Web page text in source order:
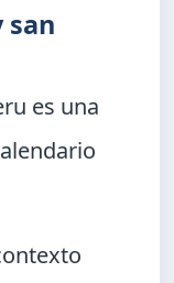
san
es una